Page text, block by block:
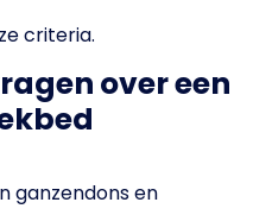
criteria.
over een
ganzendons en